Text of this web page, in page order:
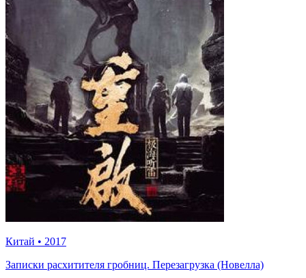
Китай • 2017
Записки расхитителя гробниц. Перезагрузка (Новелла)